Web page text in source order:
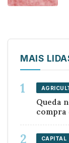
MAIS
Queda
compra
CAPITAL